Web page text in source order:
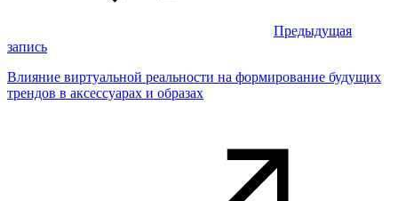
Предыдущая
запись
Влияние виртуальной реальности на формирование будущих
трендов в аксессуарах и образах